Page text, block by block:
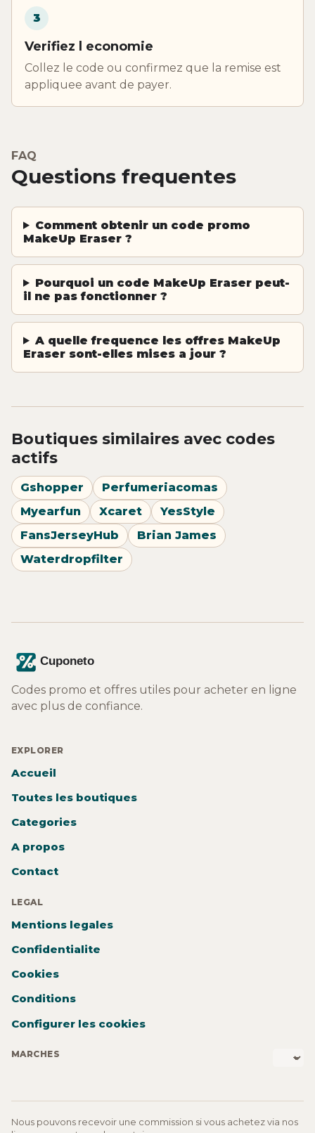
3
Verifiez l economie
Collez le code ou confirmez que la remise est
appliquee avant de payer.
FAQ
Questions frequentes
Comment obtenir un code promo
MakeUp Eraser ?
Pourquoi un code MakeUp Eraser peut-
il ne pas fonctionner ?
A quelle frequence les offres MakeUp
Eraser sont-elles mises a jour ?
Boutiques similaires avec codes
actifs
Gshopper
Perfumeriacomas
Myearfun
Xcaret
YesStyle
FansJerseyHub
Brian James
Waterdropfilter
Codes promo et offres utiles pour acheter en ligne
avec plus de confiance.
EXPLORER
Accueil
Toutes les boutiques
Categories
A propos
Contact
LEGAL
Mentions legales
Confidentialite
Cookies
Conditions
Configurer les cookies
MARCHES
Nous pouvons recevoir une commission si vous achetez via nos